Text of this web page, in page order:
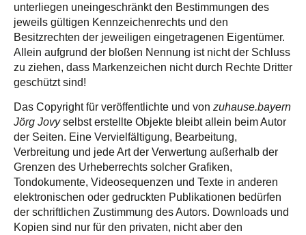
unterliegen uneingeschränkt den Bestimmungen des
jeweils gültigen Kennzeichenrechts und den
Besitzrechten der jeweiligen eingetragenen Eigentümer.
Allein aufgrund der bloßen Nennung ist nicht der Schluss
zu ziehen, dass Markenzeichen nicht durch Rechte Dritter
geschützt sind!
Das Copyright für veröffentlichte und von zuhause.bayern
Jörg Jovyselbst erstellte Objekte bleibt allein beim Autor
der Seiten. Eine Vervielfältigung, Bearbeitung,
Verbreitung und jede Art der Verwertung außerhalb der
Grenzen des Urheberrechts solcher Grafiken,
Tondokumente, Videosequenzen und Texte in anderen
elektronischen oder gedruckten Publikationen bedürfen
der schriftlichen Zustimmung des Autors. Downloads und
Kopien sind nur für den privaten, nicht aber den